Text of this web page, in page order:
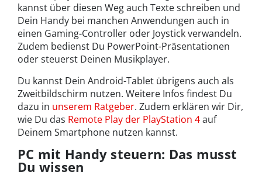
kannst über diesen Weg auch Texte schreiben und
Dein Handy bei manchen Anwendungen auch in
einen Gaming-Controller oder Joystick verwandeln.
Zudem bedienst Du PowerPoint-Präsentationen
oder steuerst Deinen Musikplayer.
Du kannst Dein Android-Tablet übrigens auch als
Zweitbildschirm nutzen. Weitere Infos findest Du
dazu in unserem Ratgeber. Zudem erklären wir Dir,
wie Du das Remote Play der PlayStation 4auf
Deinem Smartphone nutzen kannst.
PC mit Handy steuern: Das musst
Du wissen